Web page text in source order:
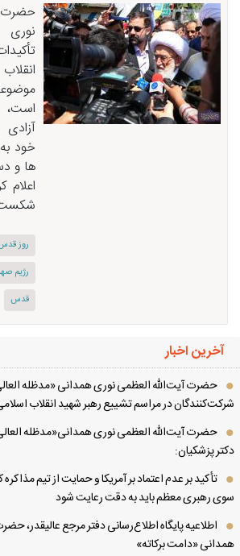
حضرت
نوری
است،
آزادی
خود
ها و
اعلام
شکست
روز قدس
رژیم
قدس
آخرین اخبار
حضرت آیت‌الله العظمی نوری همدانی «مدظله
در مراسم تشییع رهبر شهید انقلاب اسلامی
حضرت آیت‌الله العظمی نوری همدانی«مدظله العالی»
پزشکیان:
تأکید بر عدم اعتماد بر آمریکا و حمایت از تیم مذاکره
رهبری معظم باید به دقت رعایت شود
اطلاعیه پایگاه اطلاع‌رسانی دفتر مرجع عالیقدر،
«دامت برکاته»